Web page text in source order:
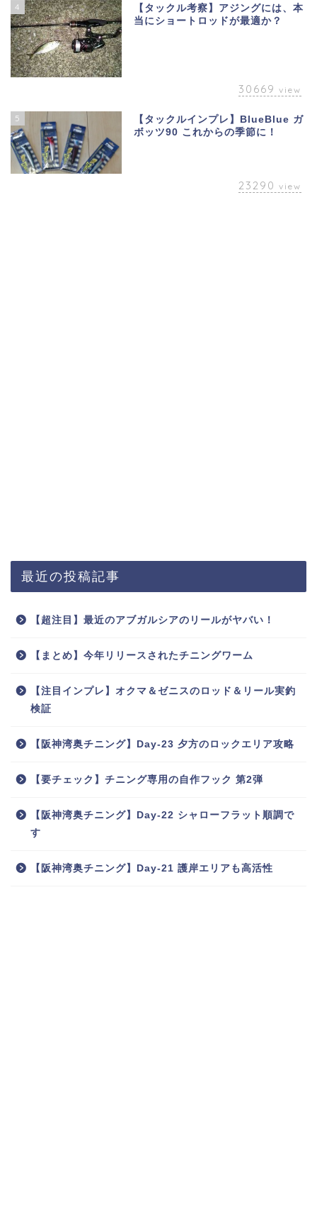
4
【タックル考察】アジングには、本
当にショートロッドが最適か？
30669 view
5
【タックルインプレ】BlueBlue ガ
ボッツ90 これからの季節に！
23290 view
最近の投稿記事
【超注目】最近のアブガルシアのリールがヤバい！
【まとめ】今年リリースされたチニングワーム
【注目インプレ】オクマ＆ゼニスのロッド＆リール実釣
検証
【阪神湾奥チニング】Day-23 夕方のロックエリア攻略
【要チェック】チニング専用の自作フック 第2弾
【阪神湾奥チニング】Day-22 シャローフラット順調で
す
【阪神湾奥チニング】Day-21 護岸エリアも高活性